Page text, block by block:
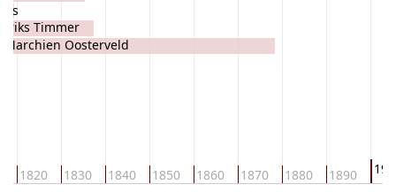
1820 1830 1840 1850 1860 1870 1880 1890
Timmer
Marchien Oosterveld